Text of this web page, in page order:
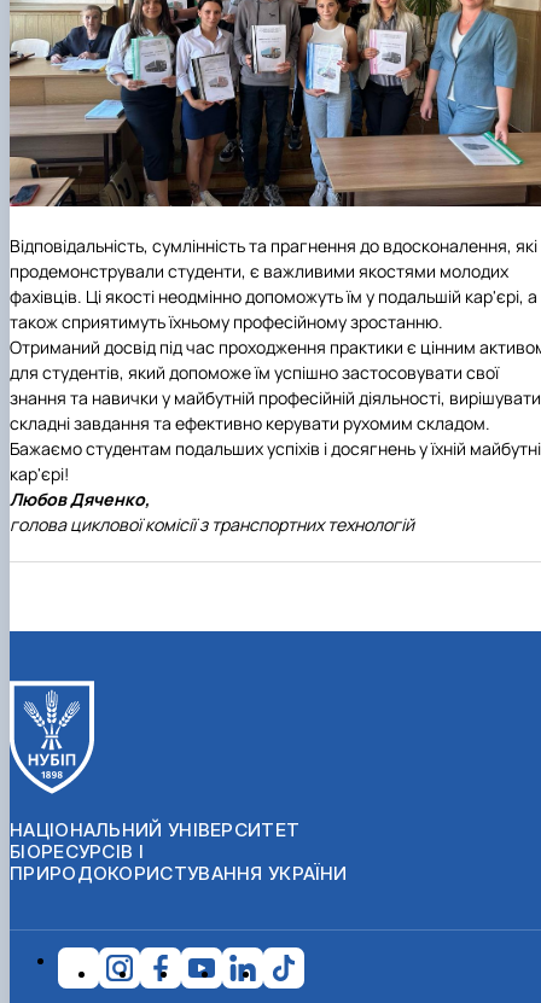
Відповідальність, сумлінність та прагнення до вдосконалення, які
продемонстрували студенти, є важливими якостями молодих
фахівців. Ці якості неодмінно допоможуть їм у подальшій кар'єрі, а
також сприятимуть їхньому професійному зростанню.
Отриманий досвід під час проходження практики є цінним
для студентів, який допоможе їм успішно застосовувати свої
знання та навички у майбутній професійній діяльності, вирішувати
складні завдання та ефективно керувати рухомим складом.
Бажаємо студентам подальших успіхів і досягнень у їхній
кар'єрі!
Любов Дяченко,
голова циклової комісії з транспортних технологій
НАЦІОНАЛЬНИЙ УНІВЕРСИТЕТ
БІОРЕСУРСІВ І
ПРИРОДОКОРИСТУВАННЯ УКРАЇНИ